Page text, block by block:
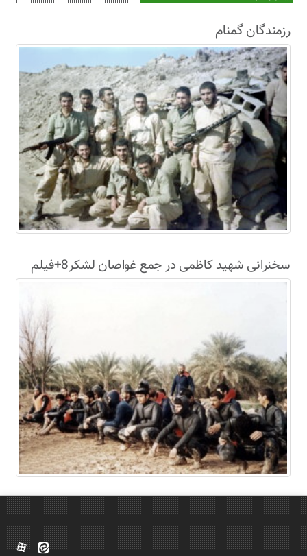
رزمندگان گمنام
سخنرانی شهید کاظمی در جمع غواصان لشکر8+فیلم